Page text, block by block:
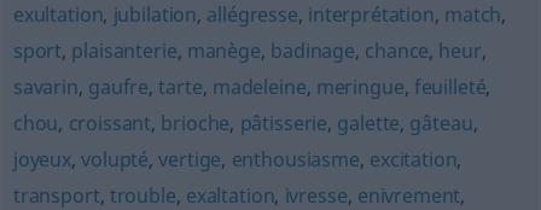
exultation, jubilation, allégresse, interprétation, match,
sport, plaisanterie, manège, badinage, chance, heur,
savarin, gaufre,tarte, madeleine, meringue, feuilleté,
chou, croissant, brioche, pâtisserie, galette, gâteau,
joyeux,volupté,vertige, enthousiasme, excitation,
transport, trouble, exaltation, ivresse, enivrement,